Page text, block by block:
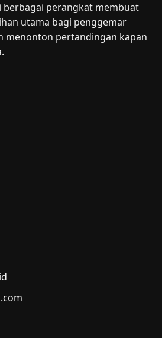
berbagai perangkat membuat
utama bagi penggemar
menonton pertandingan kapan